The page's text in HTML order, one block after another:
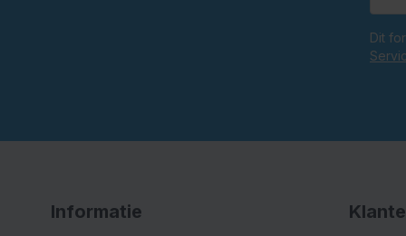
Dit
Informatie